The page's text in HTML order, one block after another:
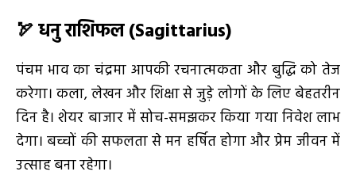
🏹धनु राशिफल (Sagittarius)
पंचम भाव का चंद्रमा आपकी रचनात्मकता और बुद्धि को तेज
करेगा। कला, लेखन और शिक्षा से जुड़े लोगों के लिए बेहतरीन
दिन है। शेयर बाजार में सोच-समझकर किया गया निवेश लाभ
देगा। बच्चों की सफलता से मन हर्षित होगा और प्रेम जीवन में
उत्साह बना रहेगा।